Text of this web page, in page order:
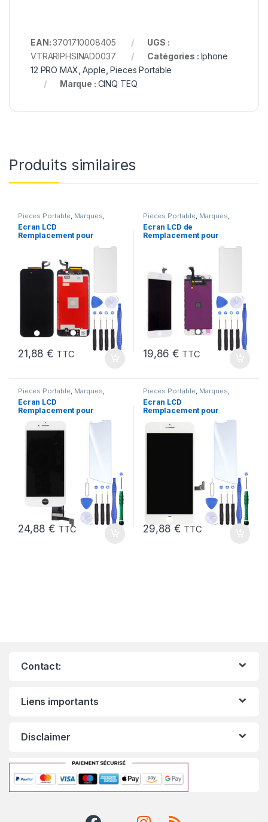
EAN:3701710008405
UGS :
VTRARIPHSINAD0037
Catégories : Iphone
12 PRO MAX ,Apple ,Pieces Portable
Marque : CINQ TEQ
Produits similaires
Pieces Portable, Marques,
Apple iPhone 6s
Ecran LCD
Remplacement pour
21,88€ TTC
Pieces Portable, Marques,
Apple iPhone 6
Ecran LCD de
Remplacement pour
19,86€ TTC
Pieces Portable, Marques,
Apple iPhone 7
Ecran LCD
Remplacement pour
Trempe +Kit
24,88€ TTC
Pieces Portable, Marques,
Apple iPhone 7 Plus
Ecran LCD
Remplacement pour
KIT Outils
29,88€ TTC
Contact:
Liens importants
Disclaimer